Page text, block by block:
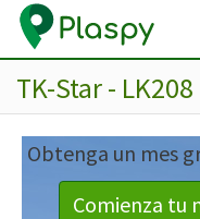
TK-Star - LK208
Obtenga un mes
Comienza tu